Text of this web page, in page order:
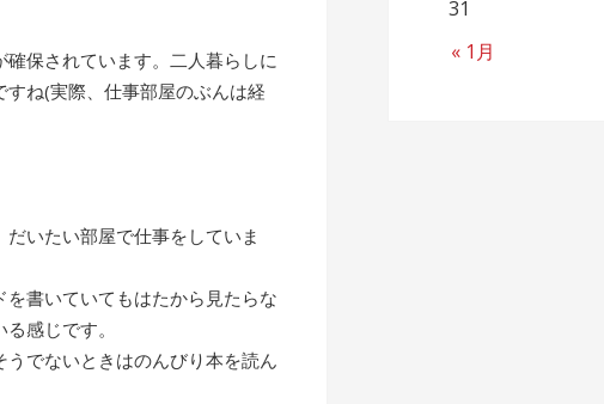
保されています。二人暮らしに
ね(実際、仕事部屋のぶんは経
いたい部屋で仕事をしていま
書いていてもはたから見たらな
感じです。
でないときはのんびり本を読ん
« 1月
31